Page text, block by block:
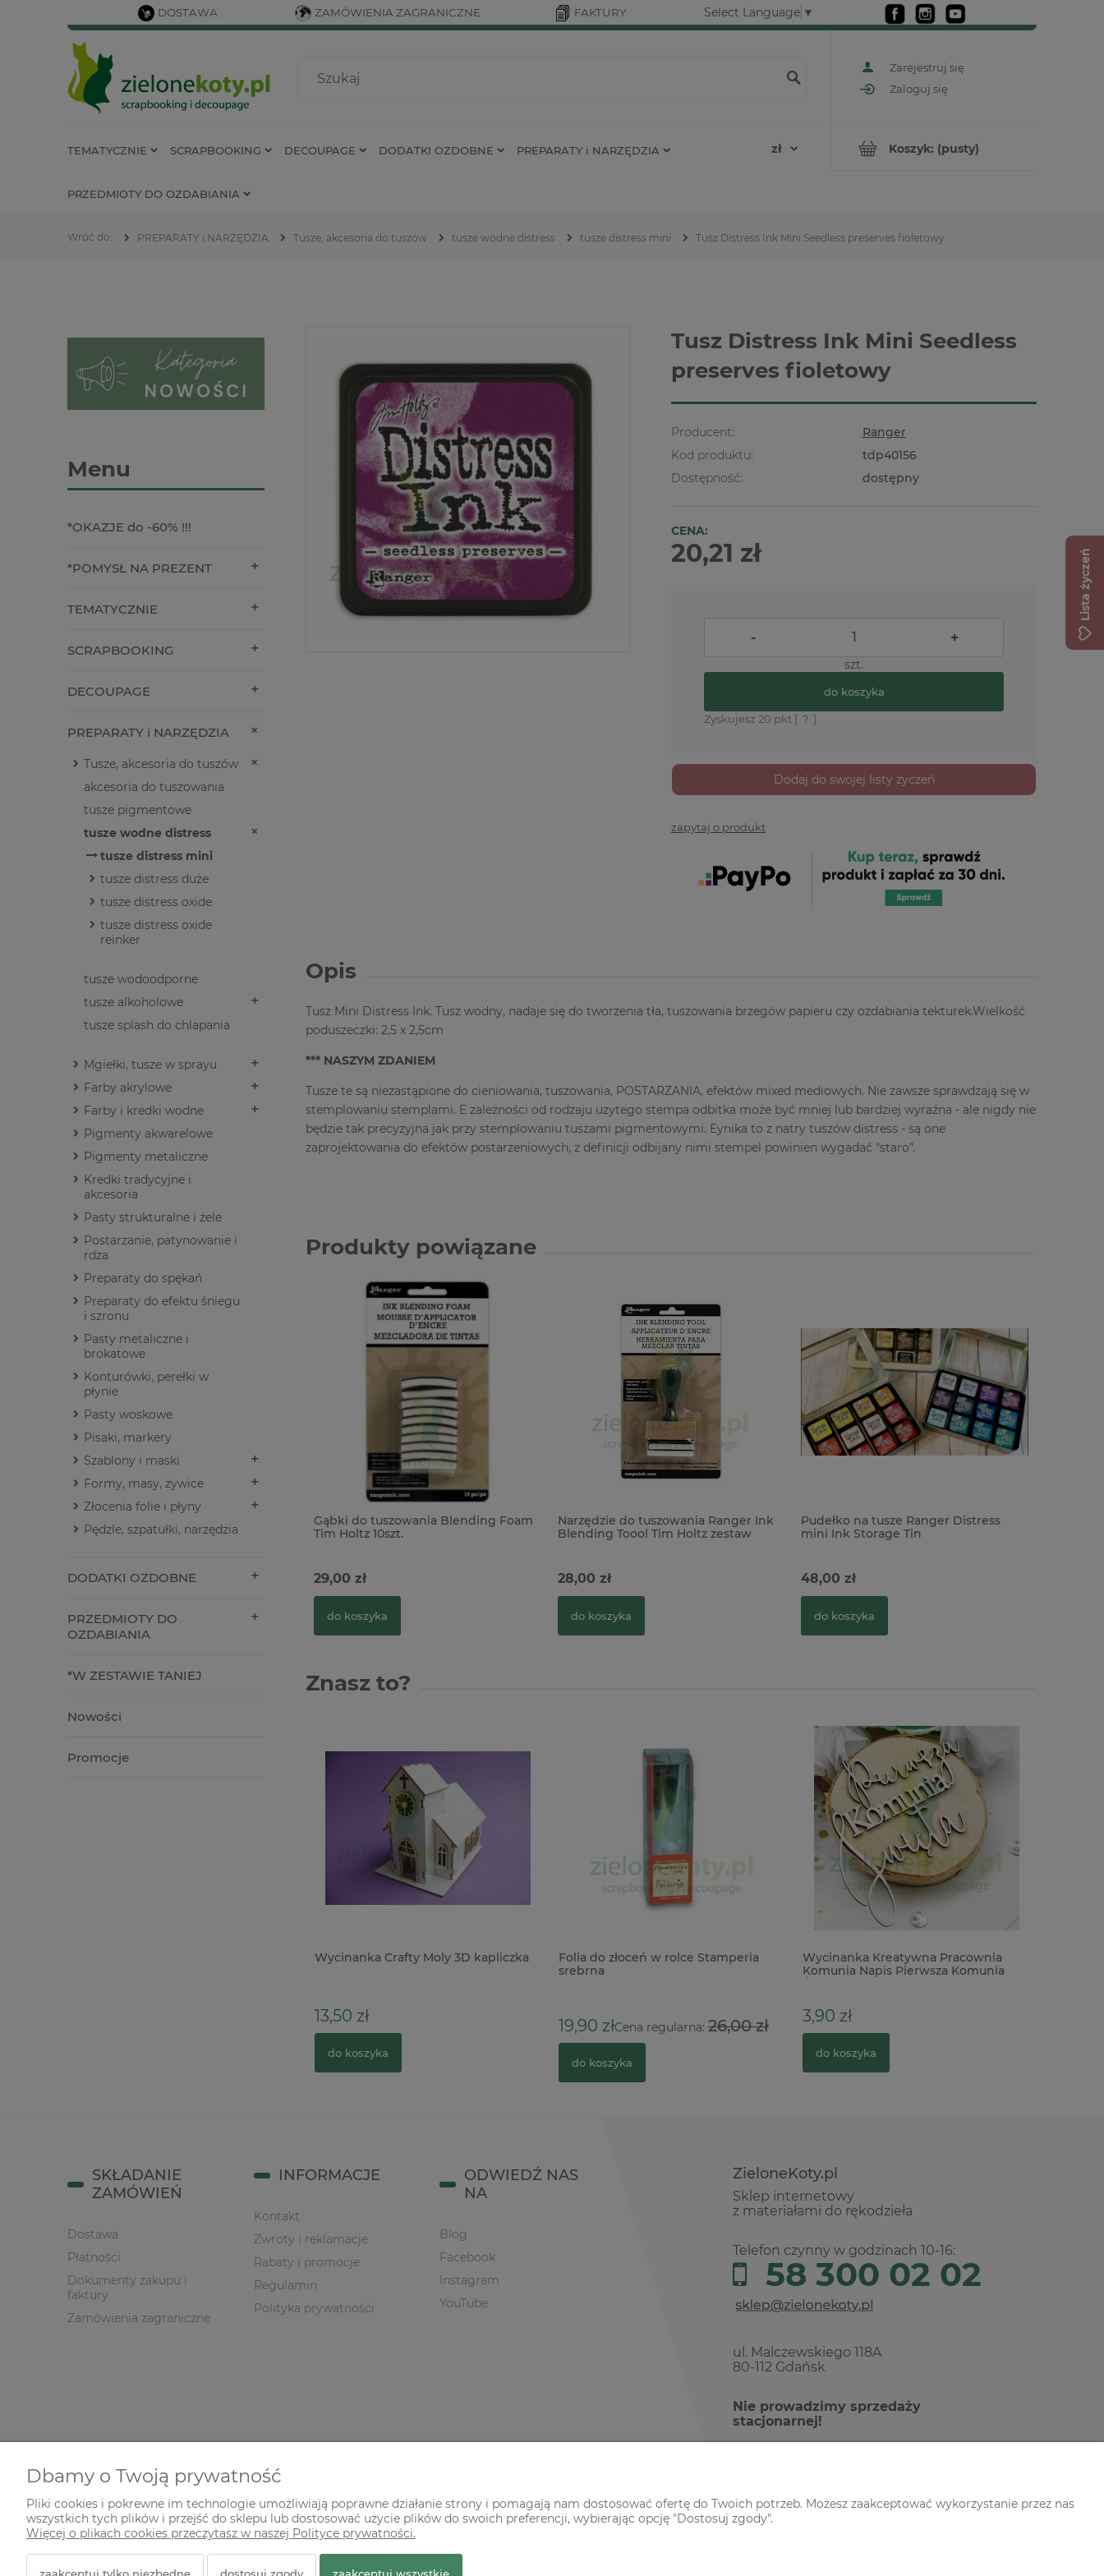
DOSTAWA ZAMÓWIENIA ZAGRANICZNE FAKTURY Select Language ▼
Zarejestruj się
Zaloguj się
Koszyk: (pusty)
TEMATYCZNIE SCRAPBOOKING DECOUPAGE DODATKI OZDOBNE PREPARATY i NARZĘDZIA
PRZEDMIOTY DO OZDABIANIA
PREPARATY i NARZĘDZIA Tusze, akcesoria do tuszów tusze wodne distress tusze distress mini Tusz Distress Ink Mini Seedless preserves fioletowy
Menu
*OKAZJE do -60% !!!
*POMYSŁ NA PREZENT
TEMATYCZNIE
SCRAPBOOKING
DECOUPAGE
PREPARATY i NARZĘDZIA
Tusze, akcesoria do tuszów
akcesoria do tuszowania
tusze pigmentowe
tusze wodne distress
tusze distress mini
tusze distress duże
tusze distress oxide
tusze distress oxide
reinker
tusze wodoodporne
tusze alkoholowe
tusze splash do chlapania
Mgiełki, tusze w sprayu
Farby akrylowe
Farby i kredki wodne
Pigmenty akwarelowe
Pigmenty metaliczne
Kredki tradycyjne i
akcesoria
Pasty strukturalne i żele
Postarzanie, patynowanie i
rdza
Preparaty do spękań
Preparaty do efektu śniegu
i szronu
Pasty metaliczne i
brokatowe
Konturówki, perełki w
płynie
Pasty woskowe
Pisaki, markery
Szablony i maski
Formy, masy, żywice
Złocenia folie i płyny
Pędzle, szpatułki, narzędzia
DODATKI OZDOBNE
PRZEDMIOTY DO
OZDABIANIA
*W ZESTAWIE TANIEJ
Nowości
Promocje
Tusz Distress Ink Mini Seedless
preserves fioletowy
Producent:
Ranger
Kod produktu:
tdp40156
Dostępność:
dostępny
CENA:
20,21 zł
- +
szt.
do koszyka
Zyskujesz 20 pkt [ ? ]
Dodaj do swojej listy życzeń
zapytaj o produkt
Opis
Tusz Mini Distress Ink. Tusz wodny, nadaje się do tworzenia tła, tuszowania brzegów papieru czy ozdabiania tekturek.Wielkość
poduszeczki: 2,5 x 2,5cm
*** NASZYM ZDANIEM
Tusze te są niezastąpione do cieniowania, tuszowania, POSTARZANIA, efektów mixed mediowych. Nie zawsze sprawdzają się w
stemplowaniu stemplami. E zależności od rodzaju uzytego stempa odbitka może być mniej lub bardziej wyraźna - ale nigdy nie
będzie tak precyzyjna jak przy stemplowaniu tuszami pigmentowymi. Eynika to z natry tuszów distress - są one
zaprojektowania do efektów postarzeniowych, z definicji odbijany nimi stempel powinien wygadać "staro".
Produkty powiązane
Gąbki do tuszowania Blending Foam
Tim Holtz 10szt.
29,00 zł
do koszyka
Narzędzie do tuszowania Ranger Ink
Blending Toool Tim Holtz zestaw
28,00 zł
do koszyka
Pudełko na tusze Ranger Distress
mini Ink Storage Tin
48,00 zł
do koszyka
Znasz to?
Wycinanka Crafty Moly 3D kapliczka
13,50 zł
do koszyka
Folia do złoceń w rolce Stamperia
srebrna
19,90 złCena regularna: 26,00 zł
do koszyka
Wycinanka Kreatywna Pracownia
Komunia Napis Pierwsza Komunia
3,90 zł
do koszyka
ZieloneKoty.pl
Sklep internetowy
z materiałami do rękodzieła
Telefon czynny w godzinach 10-16:
58 300 02 02
ul. Malczewskiego 118A
80-112 Gdańsk
Nie prowadzimy sprzedaży
stacjonarnej!
SKŁADANIE
ZAMÓWIEŃ
Dostawa
Płatności
Dokumenty zakupu i
faktury
Zamówienia zagraniczne
INFORMACJE
Kontakt
Zwroty i reklamacje
Rabaty i promocje
Regulamin
Polityka prywatności
ODWIEDŹ NAS
NA
Blog
Facebook
Instagram
YouTube
© 2026 zielonekoty.pl. Wszelkie prawa zastrzeżone.
Dbamy o Twoją prywatność
Pliki cookies i pokrewne im technologie umożliwiają poprawne działanie strony i pomagają nam dostosować ofertę do Twoich potrzeb. Możesz zaakceptować wykorzystanie przez nas
wszystkich tych plików i przejść do sklepu lub dostosować użycie plików do swoich preferencji, wybierając opcję "Dostosuj zgody".
Więcej o plikach cookies przeczytasz w naszej Polityce prywatności.
zaakceptuj tylko niezbędne dostosuj zgody zaakceptuj wszystkie
Lista życzeń